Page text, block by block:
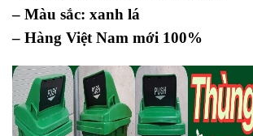
– Màu sắc: xanh lá
– Hàng Việt Nam mới 100%